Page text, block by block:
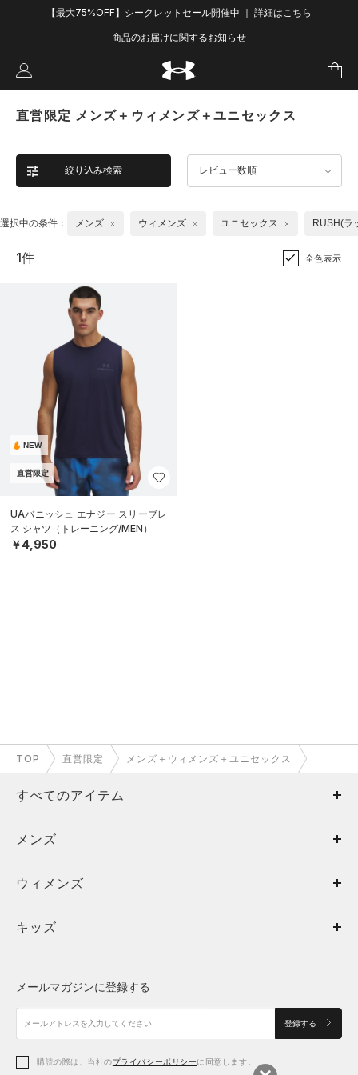
【最大75%OFF】シークレットセール開催中 ｜ 詳細はこちら
商品のお届けに関するお知らせ
直営限定 メンズ＋ウィメンズ＋ユニセックス
絞り込み検索 レビュー数順
選択中の条件： メンズ ウィメンズ ユニセックス RUSH(ラ
1件 全色表示
NEW
直営限定
UAバニッシュ エナジー スリーブレ
ス シャツ（トレーニング/MEN）
￥4,950
TOP 直営限定 メンズ＋ウィメンズ＋ユニセックス
すべてのアイテム
メンズ
ウィメンズ
キッズ
アクセサリー
メンズ
トップス
ボトムス
アクセサリー
ウィメンズ
トップス
シューズ
アクセサリー
キッズ
シューズ
メールマガジンに登録する
登録する
購読の際は、当社のプライバシーポリシーに同意します。